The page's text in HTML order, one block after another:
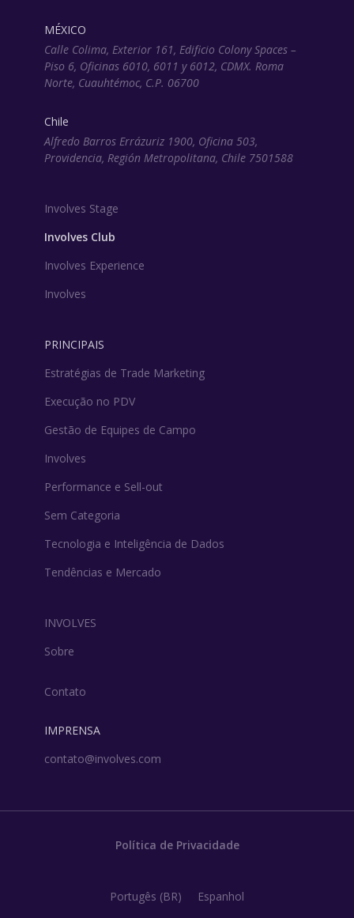
MÉXICO
Calle Colima, Exterior 161, Edificio Colony Spaces –
Piso 6, Oficinas 6010, 6011 y 6012, CDMX. Roma
Norte, Cuauhtémoc, C.P. 06700
Chile
Alfredo Barros Errázuriz 1900, Oficina 503,
Providencia, Región Metropolitana, Chile 7501588
Involves Stage
Involves Club
Involves Experience
Involves
PRINCIPAIS
Estratégias de Trade Marketing
Execução no PDV
Gestão de Equipes de Campo
Involves
Performance e Sell-out
Sem Categoria
Tecnologia e Inteligência de Dados
Tendências e Mercado
INVOLVES
Sobre
Contato
IMPRENSA
contato@involves.com
Política de Privacidade
Portugês (BR) Espanhol